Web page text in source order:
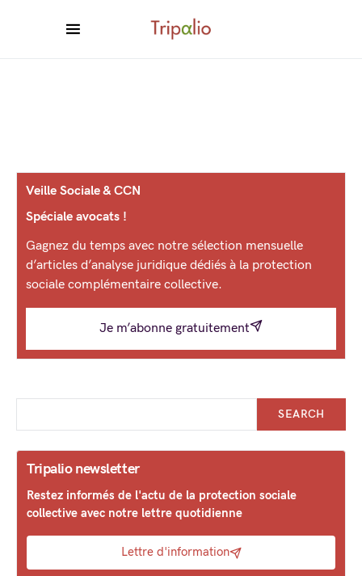
Veille Sociale & CCN
Spéciale avocats !
Gagnez du temps avec notre sélection mensuelle
d’articles d’analyse juridique dédiés à la protection
sociale complémentaire collective.
Je m’abonne gratuitement
SEARCH
Tripalio newsletter
Restez informés de l'actu de la protection sociale
collective avec notre lettre quotidienne
Lettre d'information